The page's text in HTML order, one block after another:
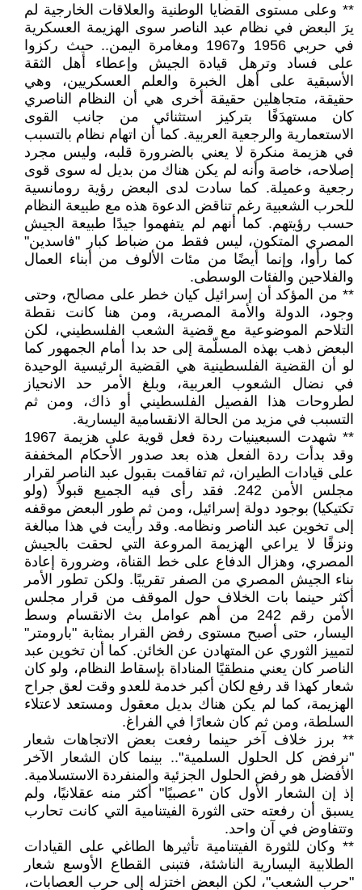
** وعلى مستوى القضايا الوطنية والعلاقات الخارجية لم
يرَ البعض في نظام عبد الناصر سوى الهزيمة العسكرية
في حربي 1956 و1967 ومغامرة اليمن.. حيث ركزوا
على فساد وترهل قيادة الجيش وإعطاء أهل الثقة
الأسبقية على أهل الخبرة والعلم العسكريين، وهي
حقيقة، متجاهلين حقيقة أخرى هي أن النظام الناصري
كان مستهدَفًا بتركيز استثنائي من جانب القوى
الاستعمارية والرجعية العربية. كما أن اتهام نظام بالتسبب
في هزيمة منكرة لا يعني بالضرورة قلبه، وليس مجرد
إصلاحه، خاصة وأنه لم يكن هناك من بديل له سوى قوى
رجعية وعميلة. كما سادت لدى البعض رؤية رومانسية
للحرب الشعبية رغم تناقض الدعوة هذه مع طبيعة النظام
حسب رؤيتهم. كما أنهم لم يتفهموا جيدًا طبيعة الجيش
المصري المتكون، ليس فقط من ضباط كبار "فاسدين"
كما رأوا، وإنما أيضًا من مئات الألوف من أبناء العمال
والفلاحين والفئات الوسطى.
** من المؤكد أن إسرائيل كيان خطر على مصالح، وحتى
وجود، الدولة والأمة المصرية، ومن هنا كانت نقطة
التلاحم الموضوعية مع قضية الشعب الفلسطيني، لكن
البعض ذهب بهذه المسلّمة إلى حد بدا أمام الجمهور كما
لو أن القضية الفلسطينية هي القضية الرئيسية الوحيدة
في نضال الشعوب العربية، وبلغ الأمر حد الانحياز
لطروحات هذا الفصيل الفلسطيني أو ذاك، ومن ثم
التسبب في مزيد من الحالة الانقسامية اليسارية.
** شهدت السبعينيات ردة فعل قوية على هزيمة 1967
وقد بدأت ردة الفعل هذه بعد صدور الأحكام المخففة
على قيادات الطيران، ثم تفاقمت بقبول عبد الناصر لقرار
مجلس الأمن 242. فقد رأى فيه الجميع قبولاً (ولو
تكتيكيا) بوجود دولة إسرائيل، ومن ثم طور البعض موقفه
إلى تخوين عبد الناصر ونظامه. وقد رأيت في هذا مبالغة
ونزقًا لا يراعي الهزيمة المروعة التي لحقت بالجيش
المصري، وهزال الدفاع على خط القناة، وضرورة إعادة
بناء الجيش المصري من الصفر تقريبًا. ولكن تطور الأمر
أكثر حينما بات الخلاف حول الموقف من قرار مجلس
الأمن رقم 242 من أهم عوامل بث الانقسام وسط
اليسار، حتى أصبح مستوى رفض القرار بمثابة "بارومتر"
لتمييز الثوري عن المتهادن عن الخائن. كما أن تخوين عبد
الناصر كان يعني منطقيًا المناداة بإسقاط النظام، ولو كان
شعار كهذا قد رفع لكان أكبر خدمة للعدو وقت لعق جراح
الهزيمة، كما لم يكن هناك بديل معقول ومستعد لاعتلاء
السلطة، ومن ثم كان شعارًا في الفراغ.
** برز خلاف آخر حينما رفعت بعض الاتجاهات شعار
"نرفض كل الحلول السلمية".. بينما كان الشعار الآخر
الأفضل هو رفض الحلول الجزئية والمنفردة الاستسلامية.
إذ إن الشعار الأول كان "عصبيًا" أكثر منه عقلانيًا، ولم
يسبق أن رفعته حتى الثورة الفيتنامية التي كانت تحارب
وتتفاوض في آن واحد.
** وكان للثورة الفيتنامية تأثيرها الطاغي على القيادات
الطلابية اليسارية الناشئة، فتبنى القطاع الأوسع شعار
"حرب الشعب"، لكن البعض اختزله إلى حرب العصابات،